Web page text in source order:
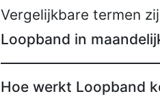
Vergelijkbare termen
Loopband in
Hoe werkt Loopband